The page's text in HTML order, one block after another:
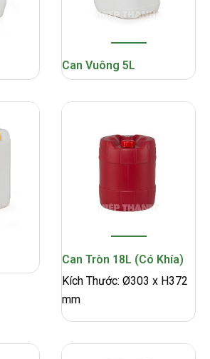
Can Vuông 5L
Can Tròn 18L (Có Khía)
Kích Thước: Ø303 x H372
mm